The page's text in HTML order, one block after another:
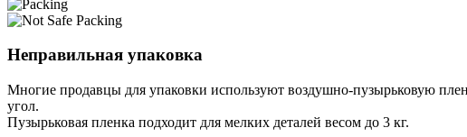
Неправильная упаковка
Многие продавцы для упаковки используют воздушно-пузырьковую
угол.
Пузырьковая пленка подходит для мелких деталей весом до 3 кг.